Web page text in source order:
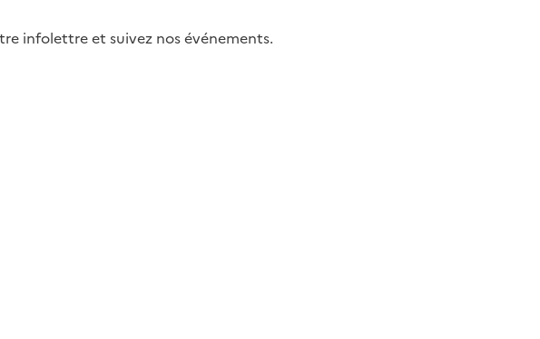
infolettre et suivez nos événements.